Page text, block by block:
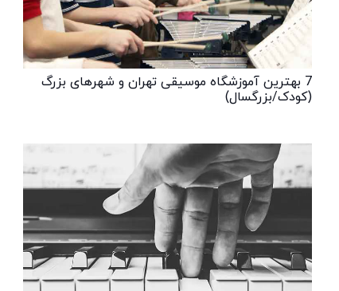
7 بهترین آموزشگاه موسیقی تهران و شهرهای بزرگ
(کودک/بزرگسال)